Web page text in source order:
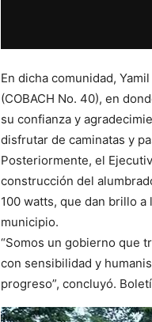
En dicha comunidad,
(COBACH No. 40), en
su confianza y
disfrutar de caminatas y
Posteriormente, el
construcción del
100 watts, que dan brillo
municipio.
“Somos un gobierno que
con sensibilidad y
progreso”, concluyó.